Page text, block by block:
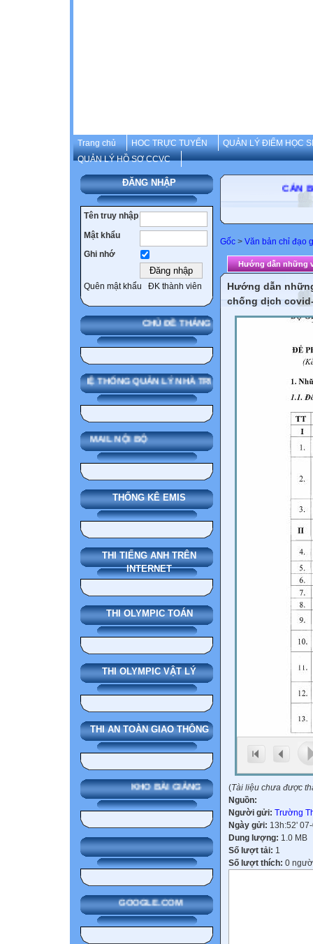
Trang chủ HOC TRỰC TUYẾN
QUẢN LÝ ĐIỂM HỌC
QUẢN LÝ HỒ SƠ CCVC
ĐĂNG NHẬP
Tên truy nhập
Mật khẩu
Ghi nhớ
Quên mật khẩu ĐK thành viên
CHỦ ĐỀ THÁNG
SMAS HỆ THỐNG QUẢN LÝ NHÀ TRƯỜNG
MAIL NỘI BỘ
THỐNG KÊ EMIS
THI TIẾNG ANH TRÊN
INTERNET
THI OLYMPIC TOÁN
THI OLYMPIC VẬT LÝ
THI AN TOÀN GIAO THÔNG
KHO BÀI GIẢNG
GOOGLE.COM
CÁN BỘ-
Gốc > Văn bản chỉ đạo
Hướng dẫn những
Hướng dẫn
chống dịch
(Tài liệu chưa được
Nguồn:
Người gửi: Trường
Ngày gửi: 13h:52'
Dung lượng: 1.0 MB
Số lượt tải: 1
Số lượt thích: 0